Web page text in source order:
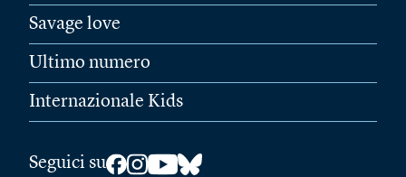
Savage love
Ultimo numero
Internazionale Kids
Seguici su